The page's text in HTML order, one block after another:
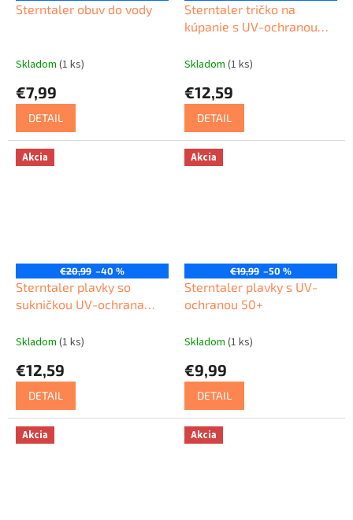
Sterntaler obuv do vody
Skladom (1 ks)
€7,99
DETAIL
Sterntaler tričko na
kúpanie s UV-ochranou
Skladom (1 ks)
€12,59
DETAIL
Akcia
€20,99 –40 %
Sterntaler plavky so
sukničkou UV-ochrana
Skladom (1 ks)
€12,59
DETAIL
Akcia
€19,99 –50 %
Sterntaler plavky s UV-
ochranou 50+
Skladom (1 ks)
€9,99
DETAIL
Akcia Akcia